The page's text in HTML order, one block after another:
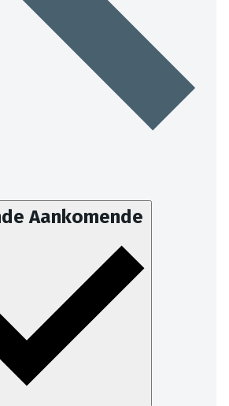
Aankomende